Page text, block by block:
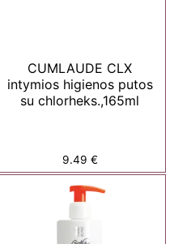
CUMLAUDE CLX
intymios higienos putos
su chlorheks.,165ml
9.49 €